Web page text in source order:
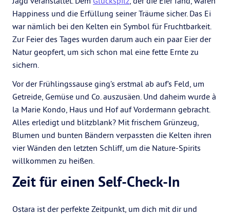
Happiness und die Erfüllung seiner Träume sicher. Das Ei
war nämlich bei den Kelten ein Symbol für Fruchtbarkeit.
Zur Feier des Tages wurden darum auch ein paar Eier der
Natur geopfert, um sich schon mal eine fette Ernte zu
sichern.
Vor der Frühlingssause ging’s erstmal ab auf’s Feld, um
Getreide, Gemüse und Co. auszusäen. Und daheim wurde à
la Marie Kondo, Haus und Hof auf Vordermann gebracht.
Alles erledigt und blitzblank? Mit frischem Grünzeug,
Blumen und bunten Bändern verpassten die Kelten ihren
vier Wänden den letzten Schliff, um die Nature-Spirits
willkommen zu heißen.
Zeit für einen Self-Check-In
Ostara ist der perfekte Zeitpunkt, um dich mit dir und